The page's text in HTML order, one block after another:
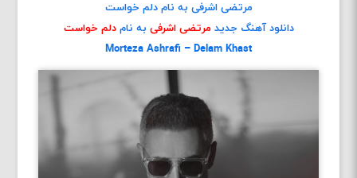
مرتضی اشرفی به نام دلم خواست
دانلود آهنگ جدید مرتضی اشرفی به نامدلم خواست
Morteza Ashrafi – Delam Khast